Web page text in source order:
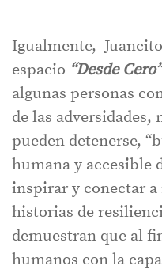
Igualmente,
espacio “Desde Cero”
algunas personas
de las adversidades,
pueden detenerse,
humana y accesible
inspirar y conectar
historias de
demuestran que al
humanos con la